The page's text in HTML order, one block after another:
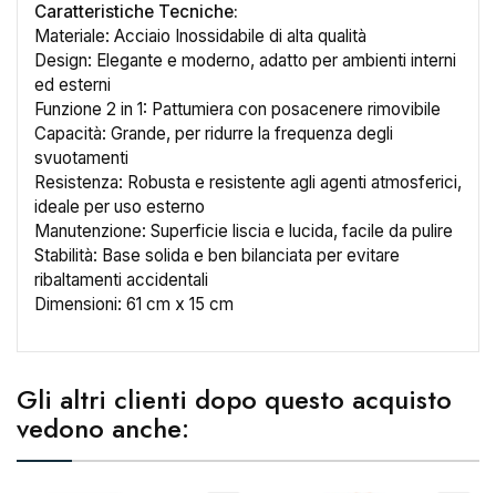
Caratteristiche Tecniche:
Materiale: Acciaio Inossidabile di alta qualità
Design: Elegante e moderno, adatto per ambienti interni
ed esterni
Funzione 2 in 1: Pattumiera con posacenere rimovibile
Capacità: Grande, per ridurre la frequenza degli
svuotamenti
Resistenza: Robusta e resistente agli agenti atmosferici,
ideale per uso esterno
Manutenzione: Superficie liscia e lucida, facile da pulire
Stabilità: Base solida e ben bilanciata per evitare
ribaltamenti accidentali
Dimensioni: 61 cm x 15 cm
Gli altri clienti dopo questo acquisto
vedono anche: